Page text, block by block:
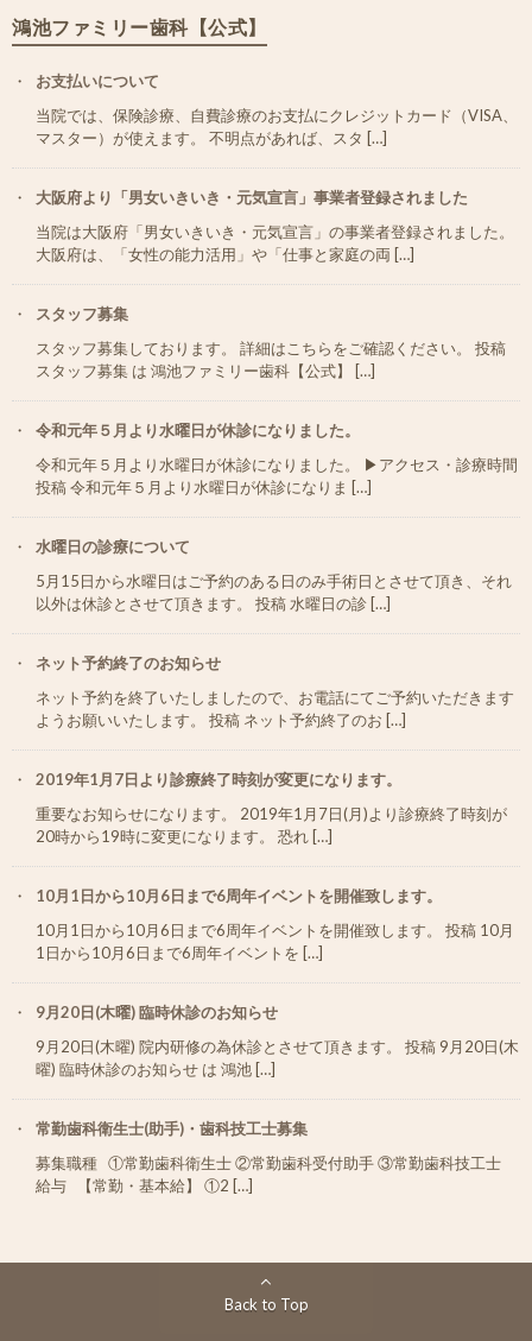
鴻池ファミリー歯科【公式】
お支払いについて
当院では、保険診療、自費診療のお支払にクレジットカード（VISA、
マスター）が使えます。 不明点があれば、スタ […]
大阪府より「男女いきいき・元気宣言」事業者登録されました
当院は大阪府「男女いきいき・元気宣言」の事業者登録されました。
大阪府は、「女性の能力活用」や「仕事と家庭の両 […]
スタッフ募集
スタッフ募集しております。 詳細はこちらをご確認ください。 投稿
スタッフ募集 は 鴻池ファミリー歯科【公式】 […]
令和元年５月より水曜日が休診になりました。
令和元年５月より水曜日が休診になりました。 ▶︎アクセス・診療時間
投稿 令和元年５月より水曜日が休診になりま […]
水曜日の診療について
5月15日から水曜日はご予約のある日のみ手術日とさせて頂き、それ
以外は休診とさせて頂きます。 投稿 水曜日の診 […]
ネット予約終了のお知らせ
ネット予約を終了いたしましたので、お電話にてご予約いただきます
ようお願いいたします。 投稿 ネット予約終了のお […]
2019年1月7日より診療終了時刻が変更になります。
重要なお知らせになります。 2019年1月7日(月)より診療終了時刻が
20時から19時に変更になります。 恐れ […]
10月1日から10月6日まで6周年イベントを開催致します。
10月1日から10月6日まで6周年イベントを開催致します。 投稿 10月
1日から10月6日まで6周年イベントを […]
9月20日(木曜) 臨時休診のお知らせ
9月20日(木曜) 院内研修の為休診とさせて頂きます。 投稿 9月20日(木
曜) 臨時休診のお知らせ は 鴻池 […]
常勤歯科衛生士(助手)・歯科技工士募集
募集職種 ①常勤歯科衛生士 ②常勤歯科受付助手 ③常勤歯科技工士
給与 【常勤・基本給】 ①2 […]
Back to Top